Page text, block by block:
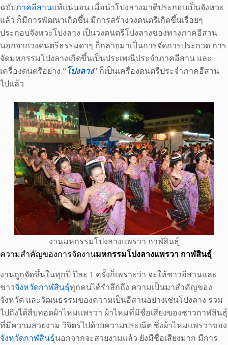
ฉบับภาคอีสานแท้แน่นอน เมื่อนำโปงลางมาตีประกอบเป็นจังหวะ
แล้ว ก็มีการพัฒนาเกิดขึ้น มีการสร้างวงดนตรีเกิดขึ้นเรื่อยๆ
ประกอบจังหวะโปงลาง เป็นวงดนตรีโปงลางของทางภาคอีสาน
นอกจากวงดนตรีธรรมดาๆ ก็กลายมาเป็นการจัดการประกวด การ
จัดมหกรรมโปงลางเกิดขึ้นเป็นประเพณีประจำภาคอีสาน และ
เครื่องดนตรีอย่าง “ โปงลาง” ก็เป็นเครื่องดนตรีประจำภาคอีสาน
ไปแล้ว
งานมหกรรมโปงลางแพรวา กาฬสินธุ์
ความสำคัญของการจัดงานมหกรรมโปงลางแพรวา กาฬสินธุ์
งานถูกจัดขึ้นในทุกปี ปีละ 1 ครั้งก็เพราะว่า จะให้ชาวอีสานและ
ชาวจังหวัดกาฬสินธุ์ทุกคนได้รำลึกถึง ความเป็นมาสำคัญของ
จังหวัด และวัฒนธรรมของความเป็นอีสานอย่างเช่นโปงลาง รวม
ไปถึงได้สืบทอดผ้าไหมแพรวา ผ้าไหมที่มีชื่อเสียงของชาวกาฬสินธุ์
ที่มีความสวยงาม วิจิตรไปด้วยความประณีต ซึ่งผ้าไหมแพรวาของ
จังหวัดกาฬสินธุ์นอกจากจะสวยงามแล้ว ยังมีชื่อเสียงมาก มีการ